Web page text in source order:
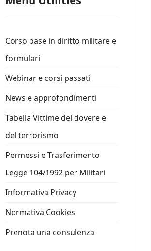
Corso base in diritto militare e
formulari
Webinar e corsi passati
News e approfondimenti
Tabella Vittime del dovere e
del terrorismo
Permessi e Trasferimento
Legge 104/1992 per Militari
Informativa Privacy
Normativa Cookies
Prenota una consulenza